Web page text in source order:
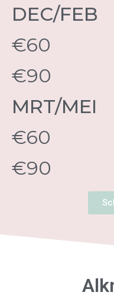
DEC/FEB
€60
€90
MRT/MEI
€60
€90